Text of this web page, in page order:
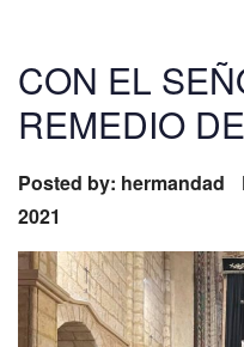
CON EL
REMEDIO
Posted by: hermandad
2021